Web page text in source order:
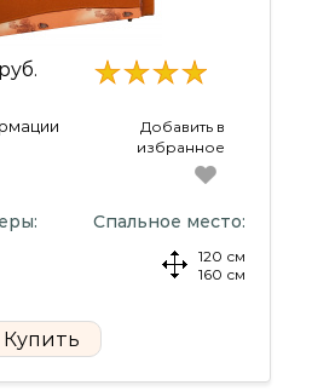
Добавить в
избранное
Спальное место:
120 см
160 см
Купить